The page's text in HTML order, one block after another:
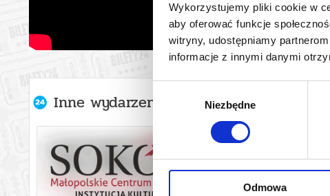
Wykorzystujemy pliki cookie w
aby oferować funkcje
witryny, udostępniamy
informacje z innymi danymi
zgody
Niezbędne
Odmowa
Inne wydarzenia organizatora